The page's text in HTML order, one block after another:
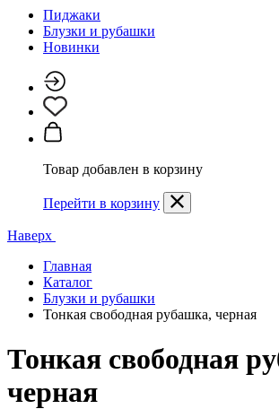
Пиджаки
Блузки и рубашки
Новинки
Товар добавлен в корзину
Перейти в корзину
Наверх
Главная
Каталог
Блузки и рубашки
Тонкая свободная рубашка, черная
Тонкая свободная
черная